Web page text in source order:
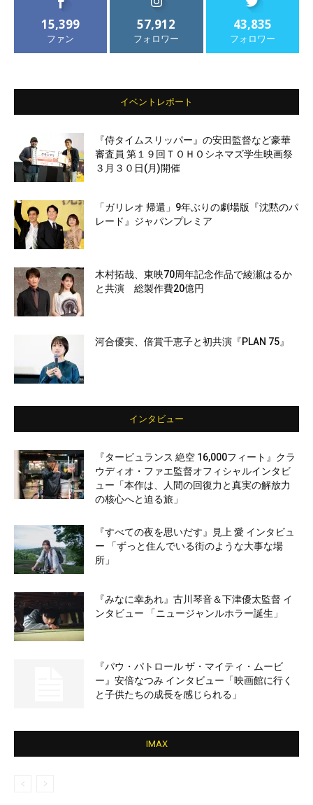
15,399
ファン
57,912
フォロワー
43,835
フォロワー
イベントレポート
『侍タイムスリッパー』の安田監督など豪華
審査員 第１９回ＴＯＨＯシネマズ学生映画祭
３月３０日(月)開催
「ガリレオ 帰還」9年ぶりの劇場版『沈黙のパ
レード』ジャパンプレミア
木村拓哉、東映70周年記念作品で綾瀬はるか
と共演 総製作費20億円
河合優実、倍賞千恵子と初共演『PLAN 75』
インタビュー
『タービュランス 絶空 16,000フィート』クラ
ウディオ・ファエ監督オフィシャルインタビ
ュー「本作は、人間の回復力と真実の解放力
の核心へと迫る旅」
『すべての夜を思いだす』見上 愛 インタビュ
ー 「ずっと住んでいる街のような大事な場
所」
『みなに幸あれ』古川琴音＆下津優太監督 イ
ンタビュー 「ニュージャンルホラー誕生」
『パウ・パトロール ザ・マイティ・ムービ
ー』安倍なつみ インタビュー「映画館に行く
と子供たちの成長を感じられる」
IMAX